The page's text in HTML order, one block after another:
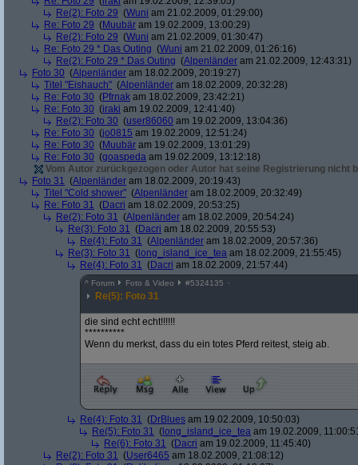
Re(2): Foto 29 (Wuni am 21.02.2009, 01:29:00)
Re: Foto 29 (Muubär am 19.02.2009, 13:00:29)
Re(2): Foto 29 (Wuni am 21.02.2009, 01:30:47)
Re: Foto 29 * Das Outing (Wuni am 21.02.2009, 01:26:16)
Re(2): Foto 29 * Das Outing (Alpenländer am 21.02.2009, 12:43:31)
Foto 30 (Alpenländer am 18.02.2009, 20:19:27)
Titel "Eishauch" (Alpenländer am 18.02.2009, 20:32:28)
Re: Foto 30 (Pfrnak am 18.02.2009, 23:42:21)
Re: Foto 30 (iraki am 19.02.2009, 12:41:40)
Re(2): Foto 30 (user86060 am 19.02.2009, 13:04:36)
Re: Foto 30 (jo0815 am 19.02.2009, 12:51:24)
Re: Foto 30 (Muubär am 19.02.2009, 13:01:29)
Re: Foto 30 (goaspeda am 19.02.2009, 13:12:18)
Vom Autor zurückgezogen oder Autor hat seine Registrierung nicht
Foto 31 (Alpenländer am 18.02.2009, 20:19:43)
Titel "Cold shower" (Alpenländer am 18.02.2009, 20:32:49)
Re: Foto 31 (Dacri am 18.02.2009, 20:53:25)
Re(2): Foto 31 (Alpenländer am 18.02.2009, 20:54:24)
Re(3): Foto 31 (Dacri am 18.02.2009, 20:55:53)
Re(4): Foto 31 (Alpenländer am 18.02.2009, 20:57:36)
Re(3): Foto 31 ( long_island_ice_tea am 18.02.2009, 21:55:45)
Re(4): Foto 31 (Dacri am 18.02.2009, 21:57:44)
^ Forum Foto & Video #5324135
Re(5): Foto 31
die sind echt echt!!!!!!
**********
Wenn du merkst, dass du ein totes Pferd reitest, steig ab.
Re(4): Foto 31 (DrBlues am 19.02.2009, 10:50:03)
Re(5): Foto 31 ( long_island_ice_tea am 19.02.2009,
Re(6): Foto 31 (Dacri am 19.02.2009, 11:45:40)
Re(2): Foto 31 (User6465 am 18.02.2009, 21:08:12)